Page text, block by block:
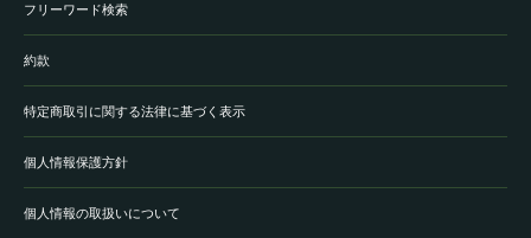
フリーワード検索
約款
特定商取引に関する法律に基づく表示
個人情報保護方針
個人情報の取扱いについて